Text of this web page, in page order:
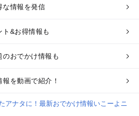
な情報を発信
&お得情報も
おでかけ情報も
を動画で紹介！